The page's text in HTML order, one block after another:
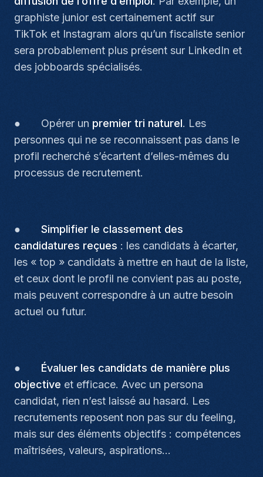
graphiste junior est certainement actif sur
TikTok et Instagram alors qu’un fiscaliste senior
sera probablement plus présent sur LinkedIn et
des jobboards spécialisés.
● Opérer un premier tri naturel. Les
personnes qui ne se reconnaissent pas dans le
profil recherché s’écartent d’elles-mêmes du
processus de recrutement.
● Simplifier le classement des
candidatures reçues : les candidats à écarter,
les « top » candidats à mettre en haut de la liste,
et ceux dont le profil ne convient pas au poste,
mais peuvent correspondre à un autre besoin
actuel ou futur.
● Évaluer les candidats de manière plus
objective et efficace. Avec un persona
candidat, rien n’est laissé au hasard. Les
recrutements reposent non pas sur du feeling,
mais sur des éléments objectifs : compétences
maîtrisées, valeurs, aspirations…